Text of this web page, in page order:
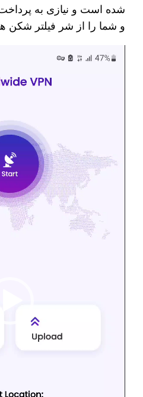
شده است و نیازی به پرداخت
و شما را از شر فیلتر شکن
نمایشگر